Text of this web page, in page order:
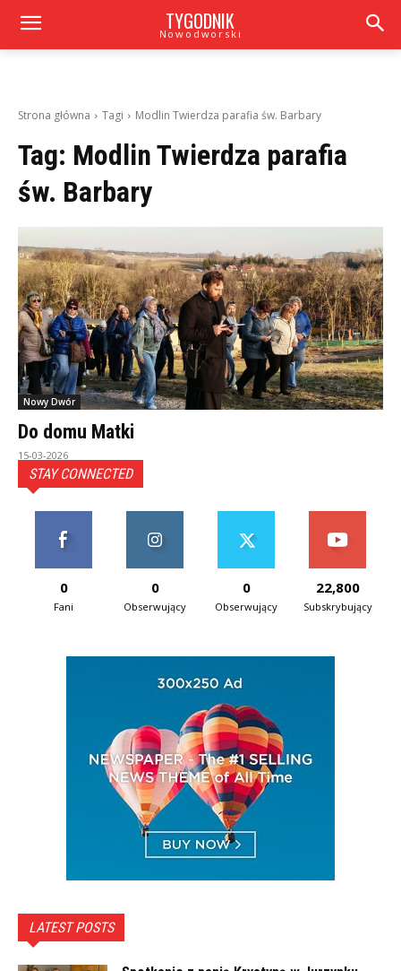
TYGODNIK
Nowodworski
Strona główna Tagi Modlin Twierdza parafia św. Barbary
Tag: Modlin Twierdza parafia
św. Barbary
Nowy Dwór
Do domu Matki
15-03-2026
STAY CONNECTED
0
Fani
0
Obserwujący
0
Obserwujący
22,800
Subskrybujący
LATEST POSTS